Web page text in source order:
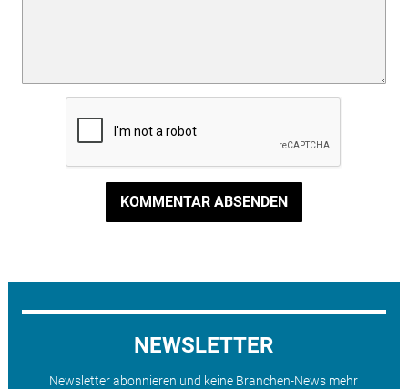
KOMMENTAR ABSENDEN
NEWSLETTER
Newsletter abonnieren und keine Branchen-News mehr